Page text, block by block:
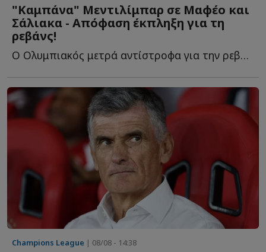
"Καμπάνα" Μεντιλίμπαρ σε Μαφέο και
Σάλιακα - Απόφαση έκπληξη για τη
ρεβάνς!
Ο Ολυμπιακός μετρά αντίστροφα για την ρεβάνς με τη Ν...
Champions League | 08/08 - 14:38